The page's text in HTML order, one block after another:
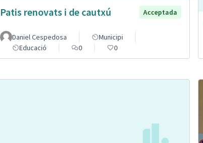
Patis renovats i de cautxú Acceptada
Daniel Cespedosa
Municipi
Educació
0 0